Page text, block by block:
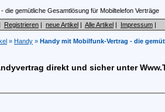
| Registrieren | neue Artikel | Alle Artikel | Impressum |
» Handy » Handy mit Mobilfunk-Vertrag - die
direkt und sicher unter